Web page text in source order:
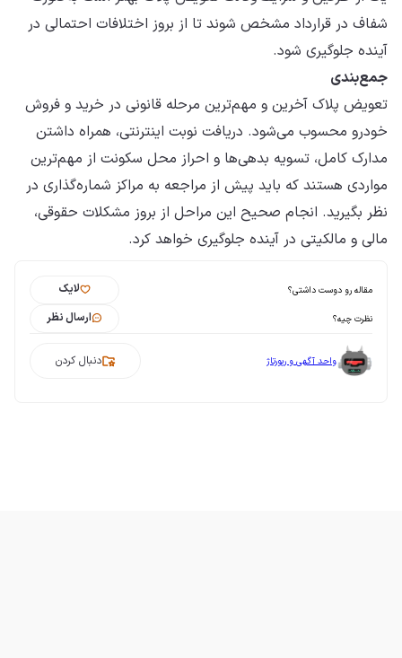
شفاف در قرارداد مشخص شوند تا از بروز اختلافات احتمالی در
آینده جلوگیری شود.
جمع‌بندی
تعویض پلاک آخرین و مهم‌ترین مرحله قانونی در خرید و فروش
خودرو محسوب می‌شود. دریافت نوبت اینترنتی، همراه داشتن
مدارک کامل، تسویه بدهی‌ها و احراز محل سکونت از مهم‌ترین
مواردی هستند که باید پیش از مراجعه به مراکز شماره‌گذاری در
نظر بگیرید. انجام صحیح این مراحل از بروز مشکلات حقوقی،
مالی و مالکیتی در آینده جلوگیری خواهد کرد.
مقاله رو دوست داشتی؟ لایک
نظرت چیه؟ ارسال نظر
واحد آگهی و رپورتاژ دنبال کردن